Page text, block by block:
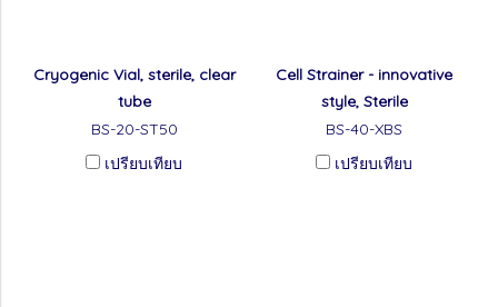
Cryogenic Vial, sterile, clear
tube
BS-20-ST50
เปรียบเทียบ
Cell Strainer - innovative
style, Sterile
BS-40-XBS
เปรียบเทียบ